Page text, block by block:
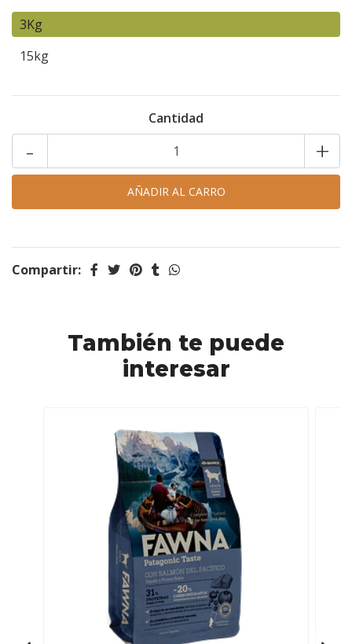
3Kg
15kg
Cantidad
- +
Compartir:
También te puede
interesar